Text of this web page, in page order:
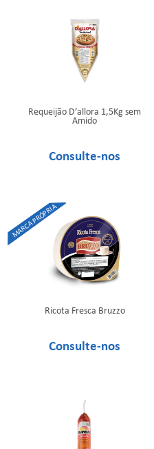
Requeijão D’allora 1,5Kg sem
Amido
Ricota Fresca Bruzzo